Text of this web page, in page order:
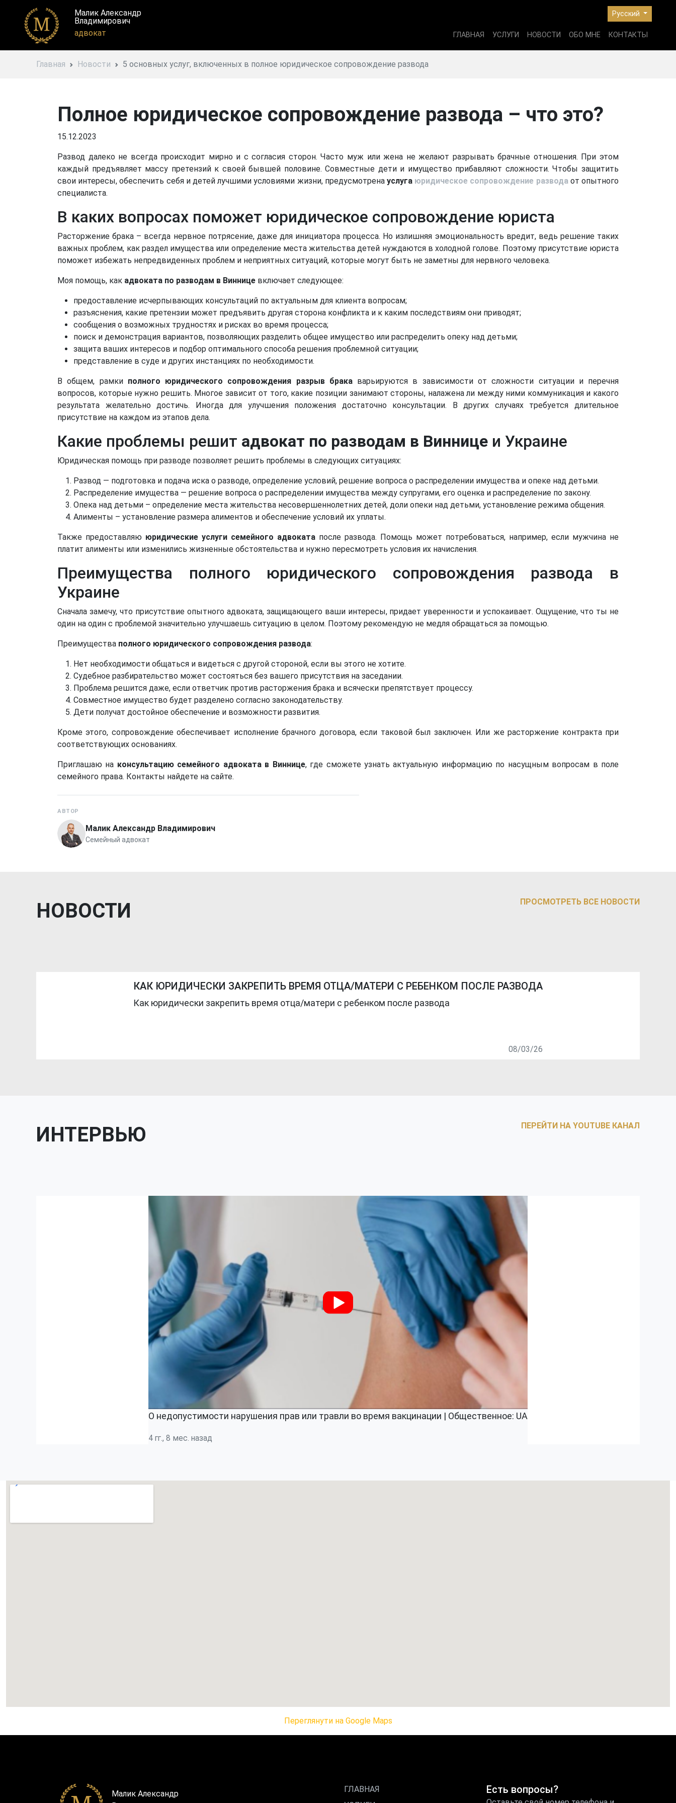
Малик Александр
Владимирович
адвокат
Русский
ГЛАВНАЯ УСЛУГИ НОВОСТИ ОБО МНЕ КОНТАКТЫ
Главная Новости 5 основных услуг, включенных в полное юридическое сопровождение развода
Полное юридическое сопровождение развода – что это?
15.12.2023
Развод далеко не всегда происходит мирно и с согласия сторон. Часто муж или жена не желают разрывать брачные отношения. При этом
каждый предъявляет массу претензий к своей бывшей половине. Совместные дети и имущество прибавляют сложности. Чтобы защитить
свои интересы, обеспечить себя и детей лучшими условиями жизни, предусмотрена услуга юридическое сопровождение разводаот опытного
специалиста.
В каких вопросах поможет юридическое сопровождение юриста
Расторжение брака – всегда нервное потрясение, даже для инициатора процесса. Но излишняя эмоциональность вредит, ведь решение таких
важных проблем, как раздел имущества или определение места жительства детей нуждаются в холодной голове. Поэтому присутствие юриста
поможет избежать непредвиденных проблем и неприятных ситуаций, которые могут быть не заметны для нервного человека.
Моя помощь, как адвоката по разводам в Виннице включает следующее:
предоставление исчерпывающих консультаций по актуальным для клиента вопросам;
разъяснения, какие претензии может предъявить другая сторона конфликта и к каким последствиям они приводят;
сообщения о возможных трудностях и рисках во время процесса;
поиск и демонстрация вариантов, позволяющих разделить общее имущество или распределить опеку над детьми;
защита ваших интересов и подбор оптимального способа решения проблемной ситуации;
представление в суде и других инстанциях по необходимости.
В общем, рамки полного юридического сопровождения разрыв брака варьируются в зависимости от сложности ситуации и перечня
вопросов, которые нужно решить. Многое зависит от того, какие позиции занимают стороны, налажена ли между ними коммуникация и какого
результата желательно достичь. Иногда для улучшения положения достаточно консультации. В других случаях требуется длительное
присутствие на каждом из этапов дела.
Какие проблемы решит адвокат по разводам в Виннице и Украине
Юридическая помощь при разводе позволяет решить проблемы в следующих ситуациях:
Развод — подготовка и подача иска о разводе, определение условий, решение вопроса о распределении имущества и опеке над детьми.
Распределение имущества — решение вопроса о распределении имущества между супругами, его оценка и распределение по закону.
Опека над детьми – определение места жительства несовершеннолетних детей, доли опеки над детьми, установление режима общения.
Алименты – установление размера алиментов и обеспечение условий их уплаты.
Также предоставляю юридические услуги семейного адвоката после развода. Помощь может потребоваться, например, если мужчина не
платит алименты или изменились жизненные обстоятельства и нужно пересмотреть условия их начисления.
Преимущества полного юридического сопровождения развода в
Украине
Сначала замечу, что присутствие опытного адвоката, защищающего ваши интересы, придает уверенности и успокаивает. Ощущение, что ты не
один на один с проблемой значительно улучшаешь ситуацию в целом. Поэтому рекомендую не медля обращаться за помощью.
Преимущества полного юридического сопровождения развода:
Нет необходимости общаться и видеться с другой стороной, если вы этого не хотите.
Судебное разбирательство может состояться без вашего присутствия на заседании.
Проблема решится даже, если ответчик против расторжения брака и всячески препятствует процессу.
Совместное имущество будет разделено согласно законодательству.
Дети получат достойное обеспечение и возможности развития.
Кроме этого, сопровождение обеспечивает исполнение брачного договора, если таковой был заключен. Или же расторжение контракта при
соответствующих основаниях.
Приглашаю на консультацию семейного адвоката в Виннице, где сможете узнать актуальную информацию по насущным вопросам в поле
семейного права. Контакты найдете на сайте.
АВТОР
Малик Александр Владимирович
Семейный адвокат
НОВОСТИ ПРОСМОТРЕТЬ ВСЕ НОВОСТИ
КАК ЮРИДИЧЕСКИ ЗАКРЕПИТЬ ВРЕМЯ ОТЦА/МАТЕРИ С РЕБЕНКОМ ПОСЛЕ РАЗВОДА
Как юридически закрепить время отца/матери с ребенком после развода
08/03/26
ИНТЕРВЬЮ ПЕРЕЙТИ НА YOUTUBE КАНАЛ
О недопустимости нарушения прав или травли во время вакцинации | Общественное: UA
4 гг., 8 мес. назад
Переглянути на Google Maps
Малик Александр
ГЛАВНАЯ
Есть вопросы?